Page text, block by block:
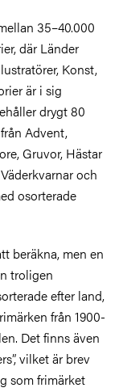
35–40.000
där Länder
Konst,
är i sig
drygt 80
Advent,
Gruvor, Hästar
och
osorterade
beräkna, men en
troligen
efter land,
från 1900-
Det finns även
vilket är brev
som frimärket